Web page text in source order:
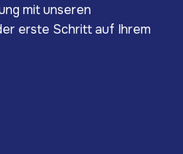
mit unseren
erste Schritt auf Ihrem